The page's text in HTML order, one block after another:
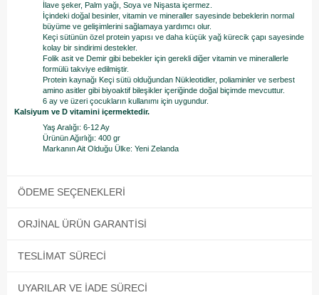
İlave şeker, Palm yağı, Soya ve Nişasta içermez.
İçindeki doğal besinler, vitamin ve mineraller sayesinde bebeklerin normal
büyüme ve gelişimlerini sağlamaya yardımcı olur.
Keçi sütünün özel protein yapısı ve daha küçük yağ kürecik çapı sayesinde
kolay bir sindirimi destekler.
Folik asit ve Demir gibi bebekler için gerekli diğer vitamin ve minerallerle
formülü takviye edilmiştir.
Protein kaynağı Keçi sütü olduğundan Nükleotidler, poliaminler ve serbest
amino asitler gibi biyoaktif bileşikler içeriğinde doğal biçimde mevcuttur.
6 ay ve üzeri çocukların kullanımı için uygundur.
Kalsiyum ve D vitamini içermektedir.
Yaş Aralığı: 6-12 Ay
Ürünün Ağırlığı: 400 gr
Markanın Ait Olduğu Ülke: Yeni Zelanda
ÖDEME SEÇENEKLERI
ORJINAL ÜRÜN GARANTISI
TESLIMAT SÜRECI
UYARILAR VE İADE SÜRECI